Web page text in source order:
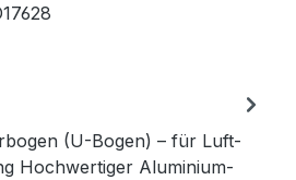
(U-Bogen) – für Luft-
Hochwertiger Aluminium-